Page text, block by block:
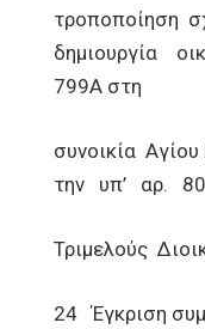
τροποποίηση
δημιουργία
799Α στη
συνοικία
την υπ’ αρ.
Τριμελούς
24 Έγκριση